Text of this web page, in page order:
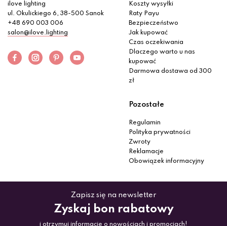
ilove lighting
ul. Okulickiego 6, 38-500 Sanok
+48 690 003 006
salon@ilove.lighting
Koszty wysyłki
Raty Payu
Bezpieczeństwo
Jak kupować
Czas oczekiwania
Dlaczego warto u nas
kupować
Darmowa dostawa od 300
zł
Pozostałe
Regulamin
Polityka prywatności
Zwroty
Reklamacje
Obowiązek informacyjny
Zapisz się na newsletter
Zyskaj bon rabatowy
i otrzymuj informacje o nowościach i promocjach!